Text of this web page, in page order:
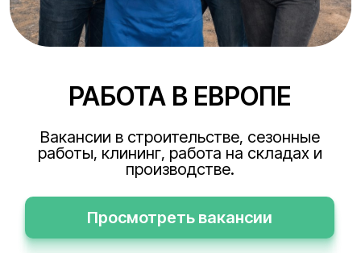
РАБОТА В ЕВРОПЕ
Вакансии в строительстве, сезонные
работы, клининг, работа на складах и
производстве.
Просмотреть вакансии